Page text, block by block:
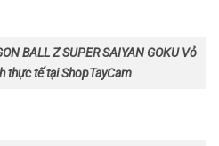
BALL Z SUPER SAIYAN GOKU Vỏ
thực tế tại ShopTayCam